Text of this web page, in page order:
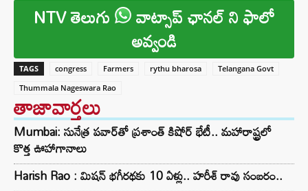
NTV తెలుగు వాట్సాప్ ఛానల్ ని ఫాలో
అవ్వండి
TAGS congress Farmers rythu bharosa
Telangana Govt
Thummala Nageswara Rao
తాజావార్తలు
Mumbai: సునేత్ర పవార్‌తో ప్రశాంత్ కిషోర్ భేటీ.. మహారాష్ట్రలో
కొత్త ఊహాగానాలు
Harish Rao : మిషన్ భగీరథకు 10 ఏళ్లు.. హరీశ్ రావు సంబరం..